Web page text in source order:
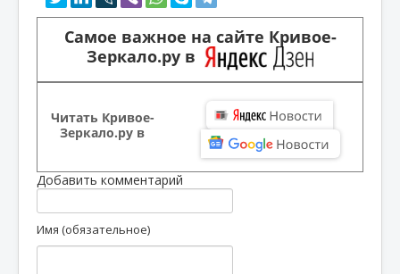
Самое важное на сайте Кривое-
Зеркало.ру в
Читать Кривое-
Зеркало.ру в
Добавить комментарий
Имя (обязательное)